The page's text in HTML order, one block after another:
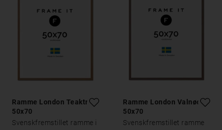
Ramme London Teaktræ
50x70
Svenskfremstillet ramme i
Ramme London Valnød
50x70
Svenskfremstillet ramme